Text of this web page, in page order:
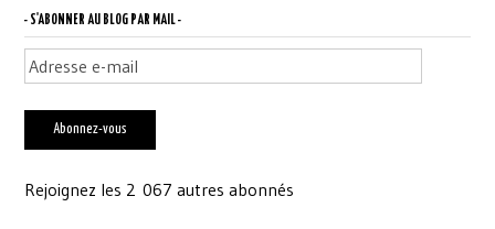
- S'ABONNER AU BLOG PAR MAIL -
Adresse
e-
mail
Abonnez-vous
Rejoignez les 2 067 autres abonnés